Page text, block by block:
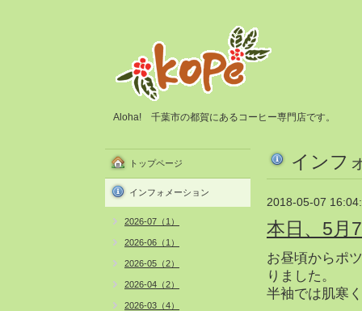
Aloha! 千葉市の都賀にあるコーヒー専門店です。
インフ
2018-05-07
本日、5月
お昼頃からポ
りました。
半袖では肌寒
トップページ
インフォメーション
2026-07（1）
2026-06（1）
2026-05（2）
2026-04（2）
2026-03（4）